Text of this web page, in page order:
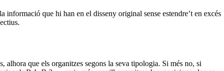
informació que hi han en el disseny original sense estendre’t en excés
alhora que els organitzes segons la seva tipologia. Si més no, si